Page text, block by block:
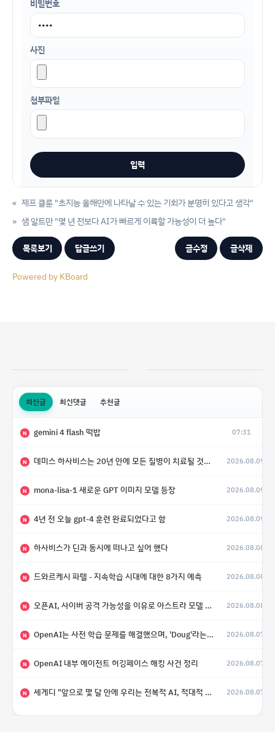
비밀번호
사진
첨부파일
« 제프 클룬 "초지능 올해안에 나타날 수 있는 기회가 분명히 있다고 생각"
샘 알트만 "몇 년 전보다 AI가 빠르게 이륙할 가능성이 더 높다"
»
목록보기 답글쓰기 글수정 글삭제
Powered by KBoard
최신글 최신댓글 추천글
N gemini 4 flash 떡밥 07:31
N 데미스 하사비스는 20년 안에 모든 질병이 치료될 것으로 예상한다. (4)
2026.08.09
N mona-lisa-1 새로운 GPT 이미지 모델 등장 2026.08.09
N 4년 전 오늘 gpt-4 훈련 완료되었다고 함 2026.08.09
N 하사비스가 딘과 동시에 떠나고 싶어 했다 2026.08.08
N 드와르케시 파텔 - 지속학습 시대에 대한 8가지 예측 2026.08.08
N 오픈AI, 사이버 공격 가능성을 이유로 아스트라 모델 출시 연기 2026.08.08
N OpenAI는 사전 학습 문제를 해결했으며, 'Doug'라는 코드명을 가진 훨씬 더 큰 모델을 활발히 개발 중 2026.08.07
N OpenAI 내부 에이전트 허깅페이스 해킹 사건 정리 2026.08.07
N 세게디 "앞으로 몇 달 안에 우리는 전복적 AI, 적대적 AI 둘 다 보게 될 것" 2026.08.07